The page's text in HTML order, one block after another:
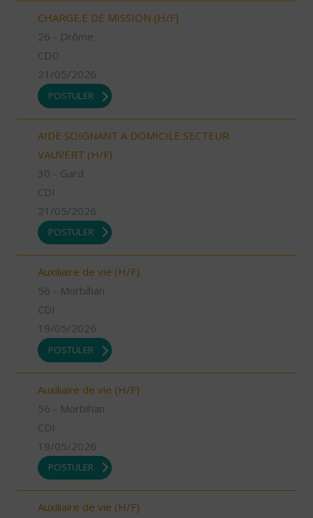
CHARGE.E DE MISSION (H/F)
26 - Drôme
CDD
21/05/2026
POSTULER
AIDE SOIGNANT A DOMICILE SECTEUR
VAUVERT (H/F)
30 - Gard
CDI
21/05/2026
POSTULER
Auxiliaire de vie (H/F)
56 - Morbihan
CDI
19/05/2026
POSTULER
Auxiliaire de vie (H/F)
56 - Morbihan
CDI
19/05/2026
POSTULER
Auxiliaire de vie (H/F)